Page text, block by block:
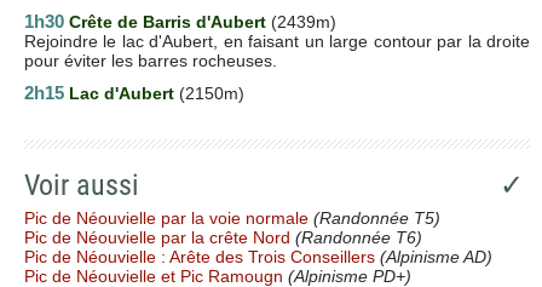
1h30 Crête de Barris d'Aubert (2439m)
Rejoindre le lac d'Aubert, en faisant un large contour par la droite
pour éviter les barres rocheuses.
2h15 Lac d'Aubert (2150m)
Voir aussi ✓
Pic de Néouvielle par la voie normale (Randonnée T5)
Pic de Néouvielle par la crête Nord (Randonnée T6)
Pic de Néouvielle : Arête des Trois Conseillers (Alpinisme AD)
Pic de Néouvielle et Pic Ramougn (Alpinisme PD+)